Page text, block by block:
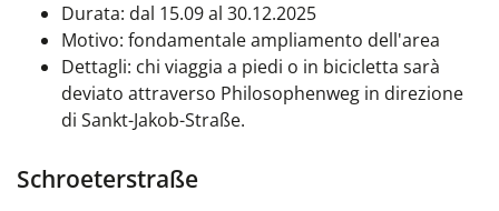
Durata: dal 15.09 al 30.12.2025
Motivo: fondamentale ampliamento dell'area
Dettagli: chi viaggia a piedi o in bicicletta sarà
deviato attraverso Philosophenweg in direzione
di Sankt-Jakob-Straße.
Schroeterstraße